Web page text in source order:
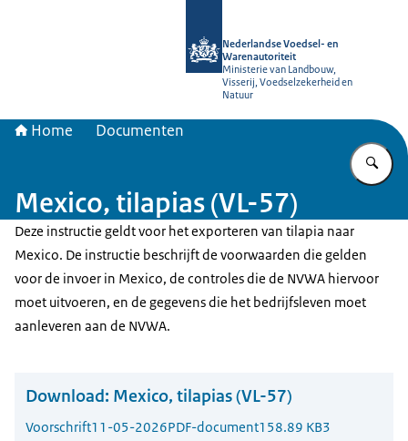
Nederlandse Voedsel- en
Warenautoriteit
Ministerie van Landbouw,
Visserij, Voedselzekerheid en
Natuur
Home Documenten
Mexico, tilapias (VL-57)
Deze instructie geldt voor het exporteren van tilapia naar
Mexico. De instructie beschrijft de voorwaarden die gelden
voor de invoer in Mexico, de controles die de NVWA hiervoor
moet uitvoeren, en de gegevens die het bedrijfsleven moet
aanleveren aan de NVWA.
Download: Mexico, tilapias (VL-57)
Voorschrift11-05-2026PDF-document158.89 KB3